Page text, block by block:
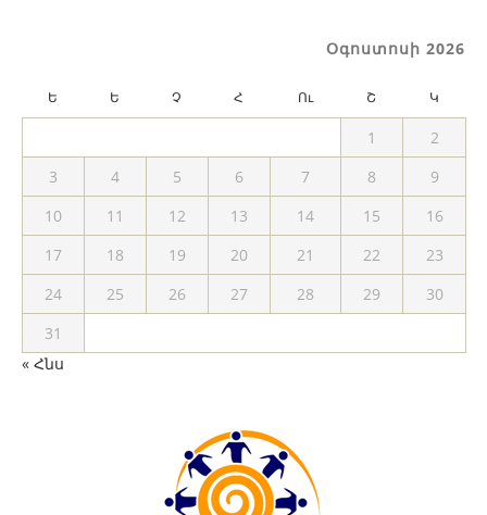
Օգոստոսի 2026
Ե Ե Չ Հ Ու Շ Կ
1
2
3
4 5 6 7 8
9
10
11 12 13 14 15
16
17
18 19 20 21 22
23
24
25 26 27 28 29
30
31
« Հնս